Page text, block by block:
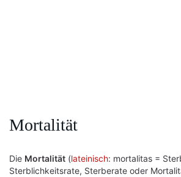
Mortalität
Die Mortalität (lateinisch: mortalitas =
Sterblichkeitsrate, Sterberate oder